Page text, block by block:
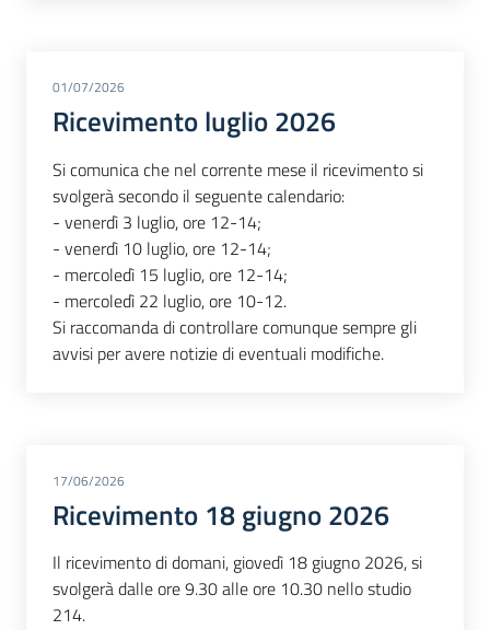
01/07/2026
Ricevimento luglio 2026
Si comunica che nel corrente mese il ricevimento si
svolgerà secondo il seguente calendario:
- venerdì 3 luglio, ore 12-14;
- venerdì 10 luglio, ore 12-14;
- mercoledì 15 luglio, ore 12-14;
- mercoledì 22 luglio, ore 10-12.
Si raccomanda di controllare comunque sempre gli
avvisi per avere notizie di eventuali modifiche.
17/06/2026
Ricevimento 18 giugno 2026
Il ricevimento di domani, giovedì 18 giugno 2026, si
svolgerà dalle ore 9.30 alle ore 10.30 nello studio
214.